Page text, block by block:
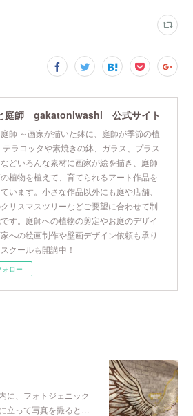
庭師 gakatoniwashi 公式サイト
師 ～画家が描いた鉢に、庭師が季節の植
テラコッタや素焼きの鉢、ガラス、プラス
どいろんな素材に画家が絵を描き、庭師
植物を植えて、育てられるアート作品を
います。小さな作品以外にも庭や店舗、
リスマスツリーなどご要望に合わせて制
す。庭師への植物の剪定やお庭のデザイ
への絵画制作や壁画デザイン依頼も承り
クールも開講中！
ォロー
に、フォトジェニック
立って写真を撮ると…